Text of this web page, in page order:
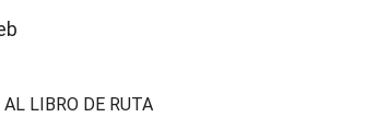
LIBRO DE RUTA